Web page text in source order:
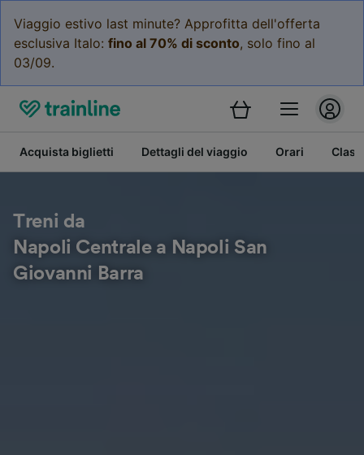
Viaggio estivo last minute? Approfitta dell'offerta
esclusiva Italo: fino al 70% di sconto, solo fino al
03/09.
Acquista biglietti Dettagli del viaggio Orari
Treni da
Napoli Centrale a Napoli San
Giovanni Barra